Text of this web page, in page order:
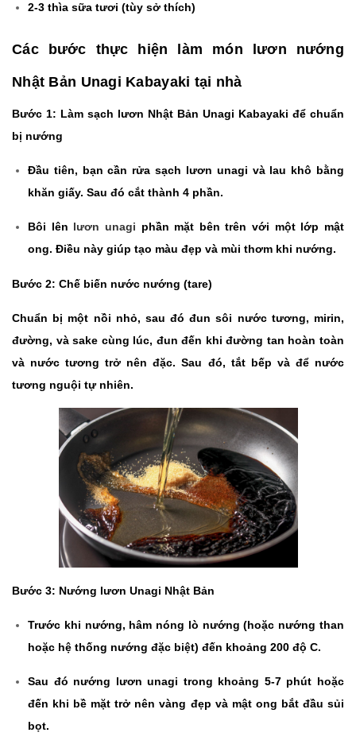
2-3 thìa sữa tươi (tùy sở thích)
Các bước thực hiện làm món lươn nướng
Nhật Bản Unagi Kabayaki tại nhà
Bước 1: Làm sạch lươn Nhật Bản Unagi Kabayaki để chuẩn
bị nướng
Đầu tiên, bạn cần rửa sạch lươn unagi và lau khô bằng
khăn giấy. Sau đó cắt thành 4 phần.
Bôi lên lươn unagi phần mặt bên trên với một lớp mật
ong. Điều này giúp tạo màu đẹp và mùi thơm khi nướng.
Bước 2: Chế biến nước nướng (tare)
Chuẩn bị một nồi nhỏ, sau đó đun sôi nước tương, mirin,
đường, và sake cùng lúc, đun đến khi đường tan hoàn toàn
và nước tương trở nên đặc. Sau đó, tắt bếp và để nước
tương nguội tự nhiên.
Bước 3: Nướng lươn Unagi Nhật Bản
Trước khi nướng, hâm nóng lò nướng (hoặc nướng than
hoặc hệ thống nướng đặc biệt) đến khoảng 200 độ C.
Sau đó nướng lươn unagi trong khoảng 5-7 phút hoặc
đến khi bề mặt trở nên vàng đẹp và mật ong bắt đầu sủi
bọt.